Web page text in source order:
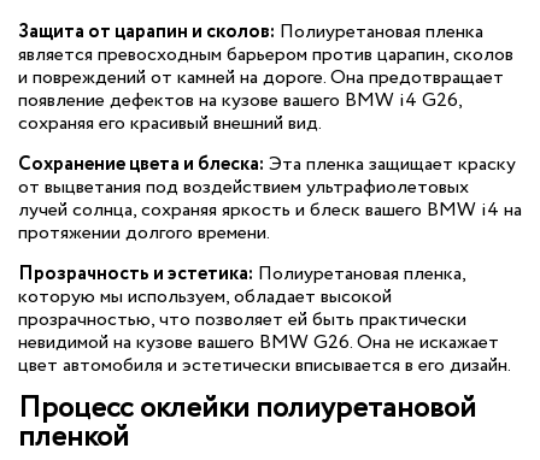
Защита от царапин и сколов: Полиуретановая пленка
является превосходным барьером против царапин, сколов
и повреждений от камней на дороге. Она предотвращает
появление дефектов на кузове вашего BMW i4 G26,
сохраняя его красивый внешний вид.
Сохранение цвета и блеска: Эта пленка защищает краску
от выцветания под воздействием ультрафиолетовых
лучей солнца, сохраняя яркость и блеск вашего BMW i4 на
протяжении долгого времени.
Прозрачность и эстетика: Полиуретановая пленка,
которую мы используем, обладает высокой
прозрачностью, что позволяет ей быть практически
невидимой на кузове вашего BMW G26. Она не искажает
цвет автомобиля и эстетически вписывается в его дизайн.
Процесс оклейки полиуретановой
пленкой